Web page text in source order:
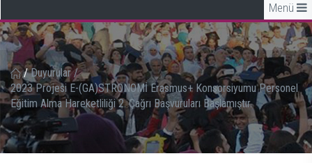
Menü
/ Duyurular /
2023 Projesi E-(GA)STRONOMİ Erasmus+ Konsorsiyumu Personel
Eğitim Alma Hareketliliği 2. Çağrı Başvuruları Başlamıştır.